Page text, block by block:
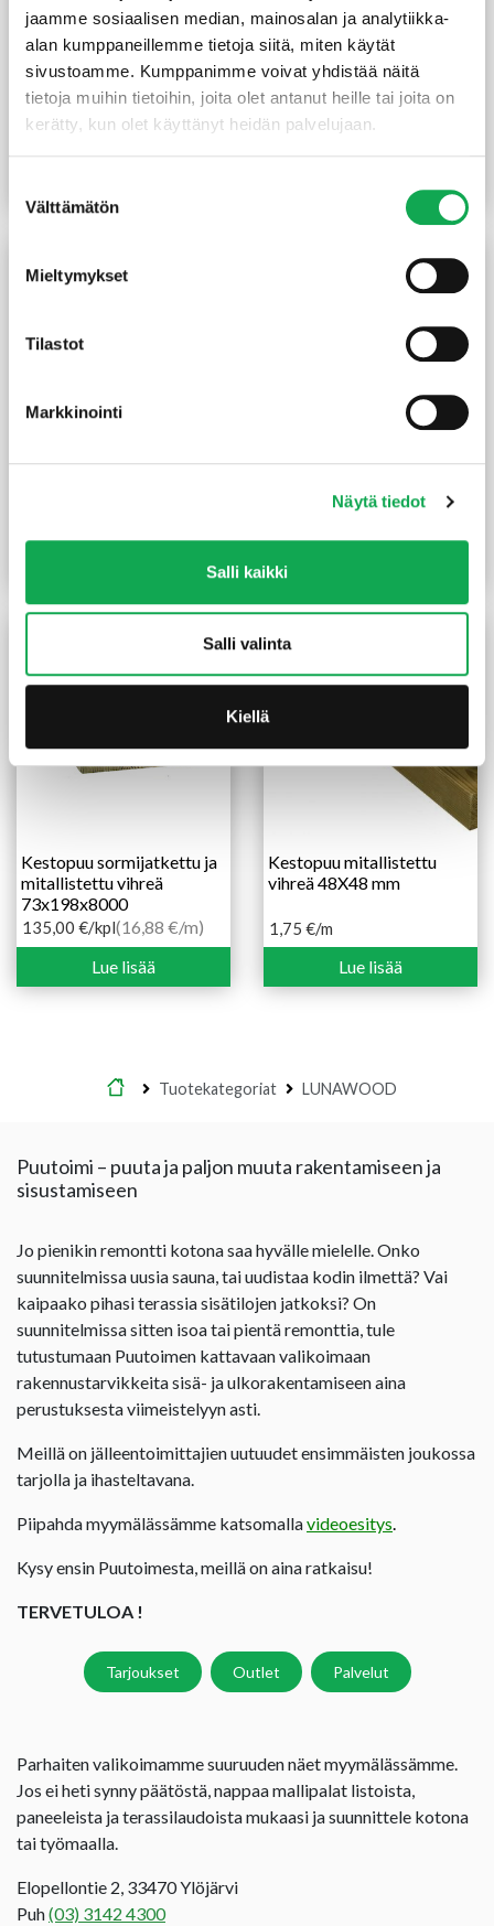
jaamme sosiaalisen median, mainosalan ja analytiikka-
alan kumppaneillemme tietoja siitä, miten käytät
sivustoamme. Kumppanimme voivat yhdistää näitä
tietoja muihin tietoihin, joita olet antanut heille tai joita on
kerätty, kun olet käyttänyt heidän palvelujaan.
valinta
Välttämätön
Mieltymykset
Tilastot
Markkinointi
Näytä tiedot
Salli kaikki
Salli valinta
Kiellä
Kestopuu sahattu vihreä
100X100 mm
Kestopuu sahattu vihreä
150x150x6000 mm
sileä 28X120 mm
Kestopuu sormijatkettu ja
mitallistettu vihreä
73x198x8000
135,00 €/kpl(16,88 €/m)
Lue lisää
Kestopuu mitallistettu
vihreä 48X48 mm
1,75 €/m
Lue lisää
Etusivu
Tuotekategoriat LUNAWOOD
Puutoimi – puuta ja paljon muuta rakentamiseen ja
sisustamiseen
Jo pienikin remontti kotona saa hyvälle mielelle. Onko
suunnitelmissa uusia sauna, tai uudistaa kodin ilmettä? Vai
kaipaako pihasi terassia sisätilojen jatkoksi? On
suunnitelmissa sitten isoa tai pientä remonttia, tule
tutustumaan Puutoimen kattavaan valikoimaan
rakennustarvikkeita sisä- ja ulkorakentamiseen aina
perustuksesta viimeistelyyn asti.
Meillä on jälleentoimittajien uutuudet ensimmäisten joukossa
tarjolla ja ihasteltavana.
Piipahda myymälässämme katsomallavideoesitys.
Kysy ensin Puutoimesta, meillä on aina ratkaisu!
TERVETULOA !
Tarjoukset Outlet Palvelut
Parhaiten valikoimamme suuruuden näet myymälässämme.
Jos ei heti synny päätöstä, nappaa mallipalat listoista,
paneeleista ja terassilaudoista mukaasi ja suunnittele kotona
tai työmaalla.
Elopellontie 2, 33470 Ylöjärvi
Puh(03) 3142 4300